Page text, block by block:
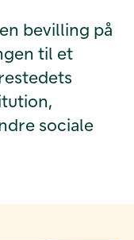
bevilling på
til et
sociale